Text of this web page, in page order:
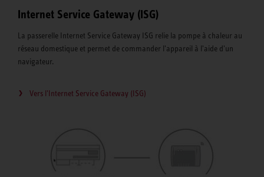
Internet Service Gateway (ISG)
La passerelle Internet Service Gateway ISG relie la pompe à chaleur au
réseau domestique et permet de commander l'appareil à l'aide d'un
navigateur.
Vers l'Internet Service Gateway (ISG)